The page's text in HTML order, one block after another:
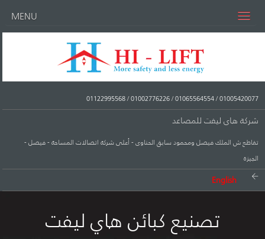
MENU
01005420077
/
01065564554
/
01002776226
/
01122995568
شركة هاى ليفت للمصاعد
تقاطع ش الملك فيصل ومحمود سابق الحناوى - أعلى شركة اتصالات المساحة - فيصل -
الجيزة
English
تصنيع كبائن هاي ليفت